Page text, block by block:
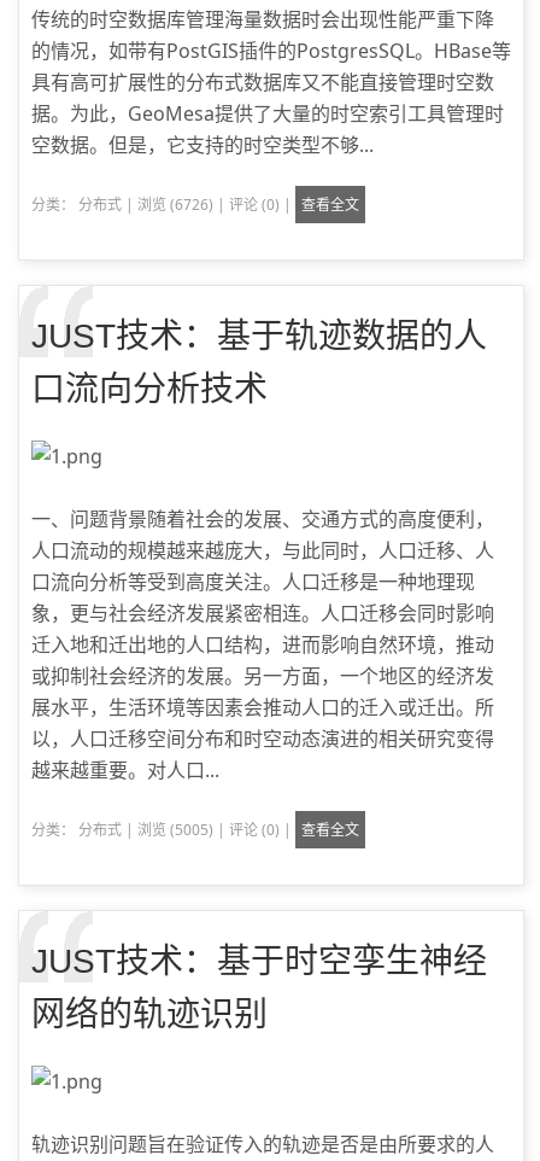
传统的时空数据库管理海量数据时会出现性能严重下降
的情况，如带有PostGIS插件的PostgresSQL。HBase等
具有高可扩展性的分布式数据库又不能直接管理时空数
据。为此，GeoMesa提供了大量的时空索引工具管理时
空数据。但是，它支持的时空类型不够...
分类： 分布式 | 浏览 (6726) | 评论 (0) | 查看全文
JUST技术：基于轨迹数据的人
口流向分析技术
一、问题背景随着社会的发展、交通方式的高度便利，
人口流动的规模越来越庞大，与此同时，人口迁移、人
口流向分析等受到高度关注。人口迁移是一种地理现
象，更与社会经济发展紧密相连。人口迁移会同时影响
迁入地和迁出地的人口结构，进而影响自然环境，推动
或抑制社会经济的发展。另一方面，一个地区的经济发
展水平，生活环境等因素会推动人口的迁入或迁出。所
以，人口迁移空间分布和时空动态演进的相关研究变得
越来越重要。对人口...
分类： 分布式 | 浏览 (5005) | 评论 (0) | 查看全文
JUST技术：基于时空孪生神经
网络的轨迹识别
轨迹识别问题旨在验证传入的轨迹是否是由所要求的人